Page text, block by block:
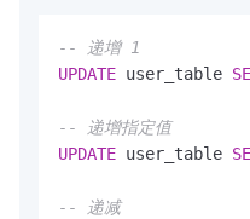
-- 递增 1
UPDATE user_table
-- 递增指定值
UPDATE user_table
-- 递减